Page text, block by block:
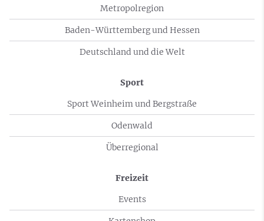
Metropolregion
Baden-Württemberg und Hessen
Deutschland und die Welt
Sport
Sport Weinheim und Bergstraße
Odenwald
Überregional
Freizeit
Events